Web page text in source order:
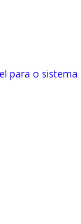
para o sistema